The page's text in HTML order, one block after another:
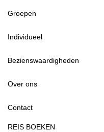
Groepen
Individueel
Bezienswaardigheden
Over ons
Contact
REIS BOEKEN